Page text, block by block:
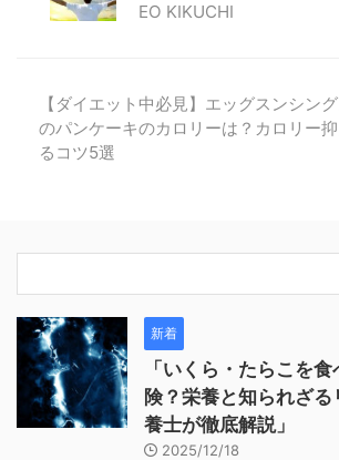
EO KIKUCHI
【ダイエット中必見】エッグスンシン
のパンケーキのカロリーは？カロリー抑
るコツ5選
新着
「いくら・たらこを
険？栄養と知られざ
養士が徹底解説」
2025/12/18